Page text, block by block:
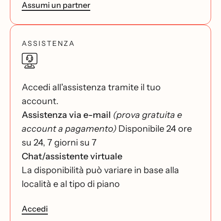
Assumi un partner
ASSISTENZA
Accedi all'assistenza tramite il tuo
account.
Assistenza via e-mail (prova gratuita e
account a pagamento) Disponibile 24 ore
su 24, 7 giorni su 7
Chat/assistente virtuale
La disponibilità può variare in base alla
località e al tipo di piano
Accedi